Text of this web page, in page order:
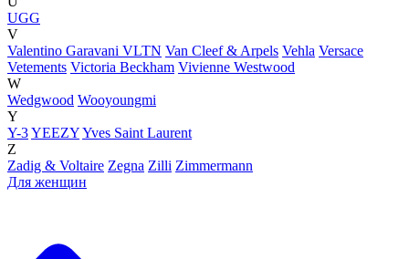
UGG
V
Valentino Garavani VLTN Van Cleef & Arpels Vehla Versace
Vetements Victoria Beckham Vivienne Westwood
W
Wedgwood Wooyoungmi
Y
Y-3YEEZYYves Saint Laurent
Z
Zadig & Voltaire Zegna Zilli Zimmermann
Для женщин